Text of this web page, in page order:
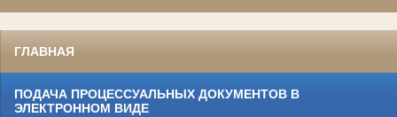
ГЛАВНАЯ
ПОДАЧА ПРОЦЕССУАЛЬНЫХ ДОКУМЕНТОВ В
ЭЛЕКТРОННОМ ВИДЕ